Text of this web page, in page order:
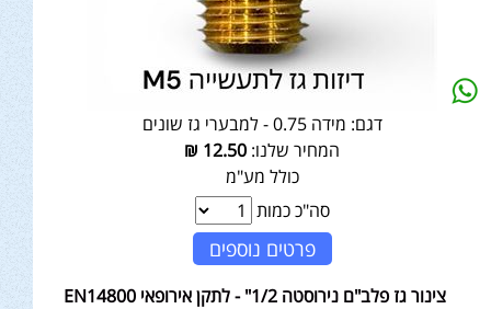
דגם: מידה 0.75 - למבערי גז שונים
המחיר שלנו: 12.50
₪
כולל מע"מ
סה"כ כמות
פרטים נוספים
צינור גז פלב"ם נירוסטה 1/2" - לתקן אירופאי EN14800